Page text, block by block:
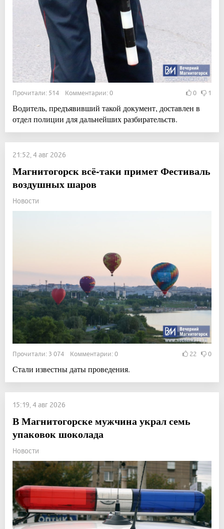
Прочитали: 514 Комментарии: 0 0 1
Водитель, предъявивший такой документ, доставлен в
отдел полиции для дальнейших разбирательств.
21:52, 4 авг 2026
Магнитогорск всё-таки примет Фестиваль
воздушных шаров
Новости
Прочитали: 3 074 Комментарии: 0 22 0
Стали известны даты проведения.
15:19, 4 авг 2026
В Магнитогорске мужчина украл семь
упаковок шоколада
Новости